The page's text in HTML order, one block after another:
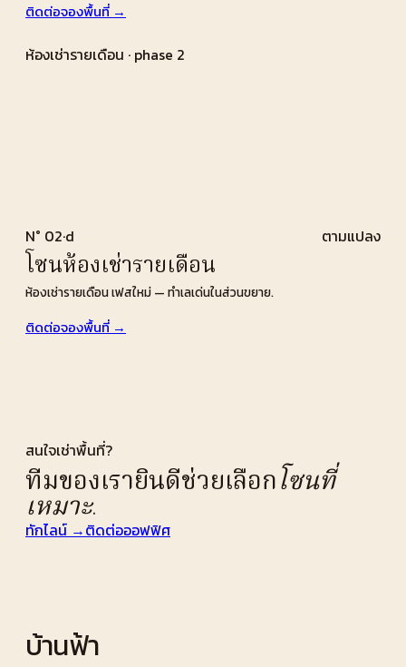
ติดต่อจองพื้นที่ →
ห้องเช่ารายเดือน · phase 2
N° 02·d ตามแปลง
โซนห้องเช่ารายเดือน
ห้องเช่ารายเดือน เฟสใหม่ — ทำเลเด่นในส่วนขยาย.
ติดต่อจองพื้นที่ →
สนใจเช่าพื้นที่?
ทีมของเรายินดีช่วยเลือกโซนที่
เหมาะ.
ทักไลน์ →ติดต่อออฟฟิศ
บ้านฟ้า